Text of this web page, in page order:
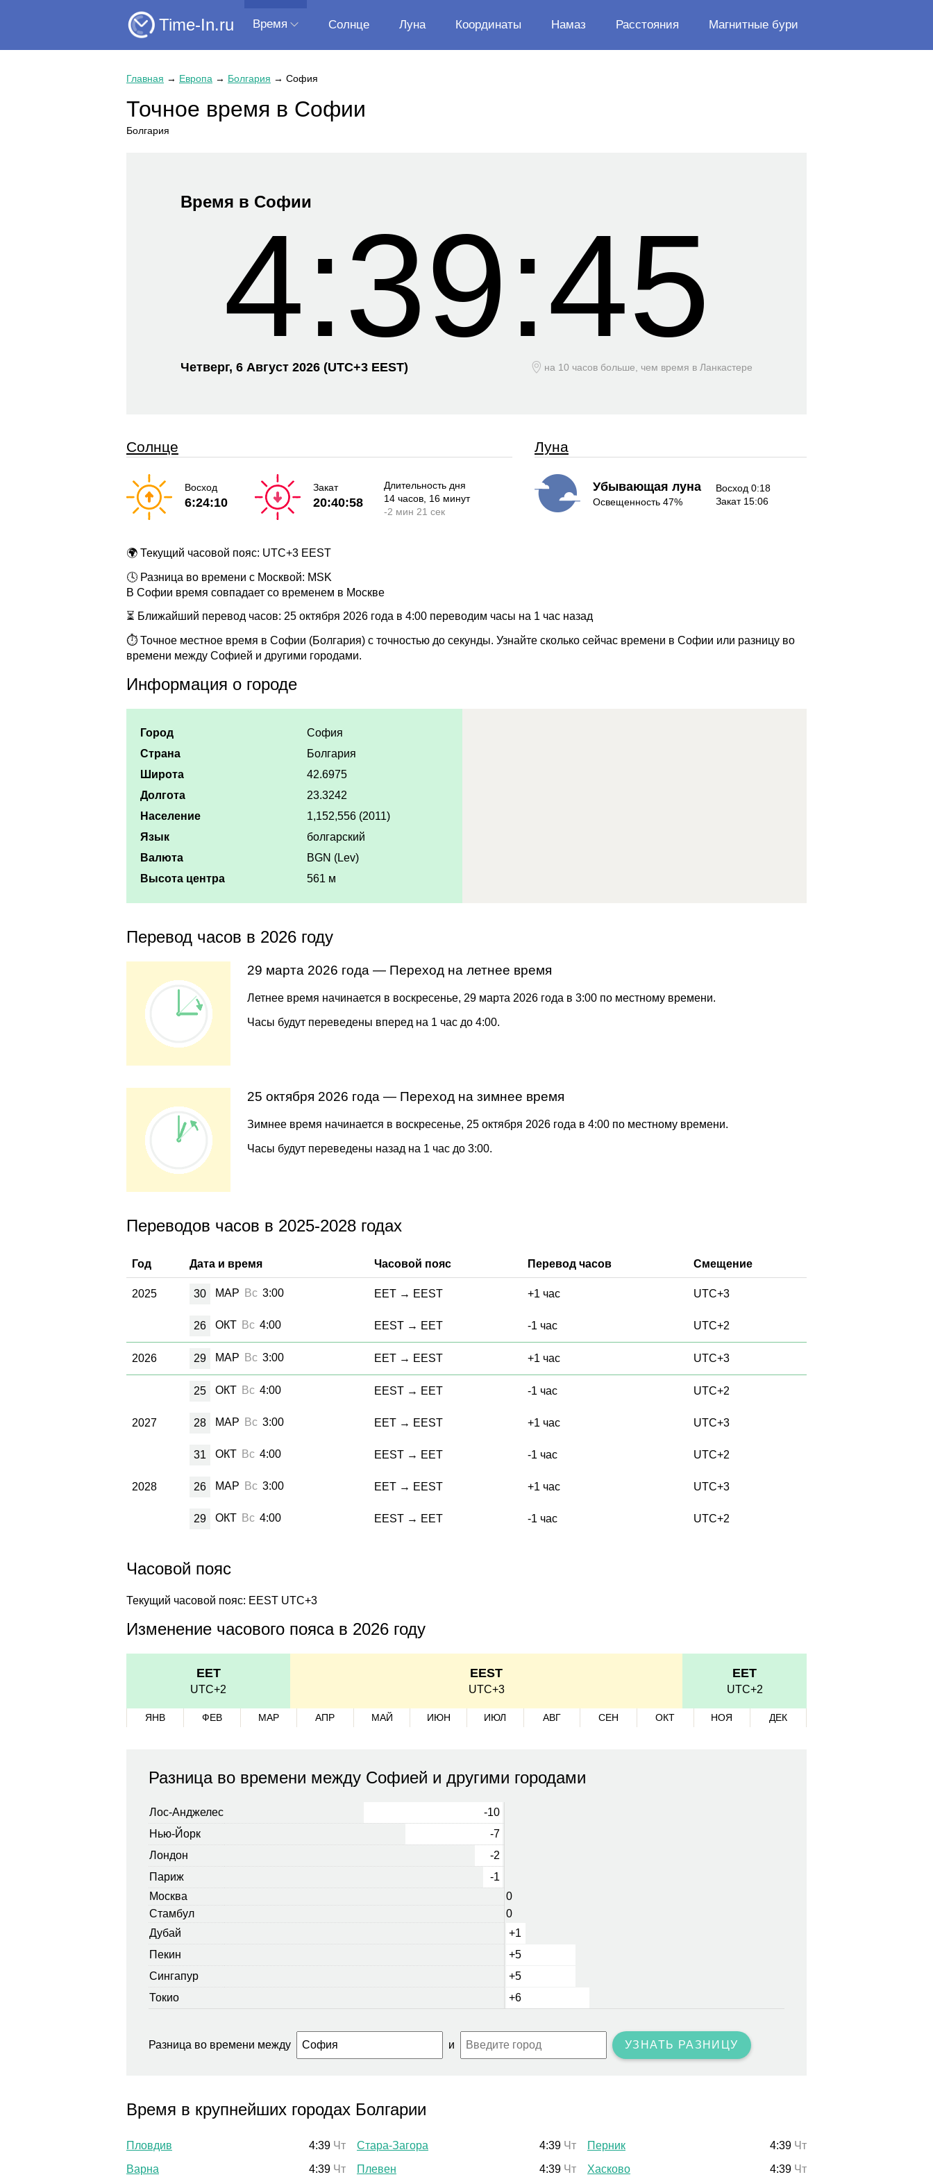
Time-In.ru Время Солнце Луна Координаты Намаз Расстояния Магнитные бури
Главная → Европа → Болгария → София
Точное время в Софии
Болгария
Время в Софии
4:39:45
Четверг, 6 Август 2026 (UTC+3 EEST) на 10 часов больше, чем время в Ланкастере
Солнце
Восход
6:24:10
Закат
20:40:58
Длительность дня
14 часов, 16 минут
-2 мин 21 сек
Луна
Убывающая луна
Освещенность 47%
Восход 0:18
Закат 15:06
🌍 Текущий часовой пояс: UTC+3 EEST
🕓 Разница во времени с Москвой: MSK
В Софии время совпадает со временем в Москве
⏳ Ближайший перевод часов: 25 октября 2026 года в 4:00 переводим часы на 1 час назад
⏱ Точное местное время в Софии (Болгария) с точностью до секунды. Узнайте сколько сейчас времени в Софии или разницу во
времени между Софией и другими городами.
Информация о городе
Город
София
Страна
Болгария
Широта
42.6975
Долгота
23.3242
Население
1,152,556 (2011)
Язык
болгарский
Валюта
BGN (Lev)
Высота центра
561 м
Перевод часов в 2026 году
29 марта 2026 года — Переход на летнее время
Летнее время начинается в воскресенье, 29 марта 2026 года в 3:00 по местному времени.
Часы будут переведены вперед на 1 час до 4:00.
25 октября 2026 года — Переход на зимнее время
Зимнее время начинается в воскресенье, 25 октября 2026 года в 4:00 по местному времени.
Часы будут переведены назад на 1 час до 3:00.
Переводов часов в 2025-2028 годах
Год Дата и время Часовой пояс Перевод часов Смещение
2025 30 МАР Вс 3:00 EET → EEST +1 час UTC+3
26 ОКТ Вс 4:00 EEST → EET -1 час UTC+2
2026 29 МАР Вс 3:00 EET → EEST +1 час UTC+3
25 ОКТ Вс 4:00 EEST → EET -1 час UTC+2
2027 28 МАР Вс 3:00 EET → EEST +1 час UTC+3
31 ОКТ Вс 4:00 EEST → EET -1 час UTC+2
2028 26 МАР Вс 3:00 EET → EEST +1 час UTC+3
29 ОКТ Вс 4:00 EEST → EET -1 час UTC+2
Часовой пояс
Текущий часовой пояс: EEST UTC+3
Изменение часового пояса в 2026 году
EET
UTC+2
EEST
UTC+3
EET
UTC+2
ЯНВ ФЕВ МАР АПР МАЙ ИЮН ИЮЛ АВГ СЕН ОКТ НОЯ ДЕК
Разница во времени между Софией и другими городами
Лос-Анджелес
-10
Нью-Йорк
-7
Лондон
-2
Париж
-1
Москва
0
Стамбул
0
Дубай
+1
Пекин
+5
Сингапур
+5
Токио
+6
Разница во времени между и УЗНАТЬ РАЗНИЦУ
Время в крупнейших городах Болгарии
Пловдив 4:39 Чт
Варна
4:39 Чт
Стара-Загора 4:39 Чт
Плевен
4:39 Чт
Перник 4:39 Чт
Хасково
4:39 Чт